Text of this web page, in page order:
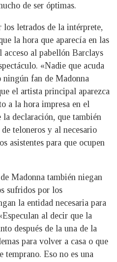
de ser óptimas.
letrados de la intérprete,
la hora que aparecía en las
acceso al pabellón Barclays
«Nadie que acuda
ningún fan de Madonna
el artista principal aparezca
a la hora impresa en el
declaración, que también
teloneros y al necesario
asistentes para que ocupen
Madonna también niegan
sufridos por los
la entidad necesaria para
al decir que la
después de la una de la
para volver a casa o que
temprano. Eso no es una